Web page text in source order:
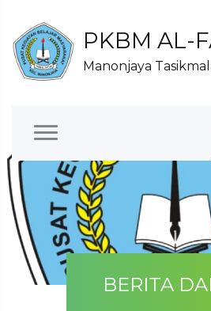
PKBM AL-
Manonjaya
BERITA